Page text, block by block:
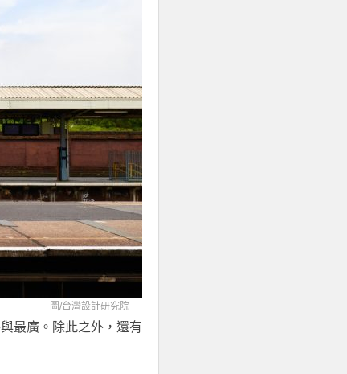
圖/台灣設計研究院
與最廣。除此之外，還有